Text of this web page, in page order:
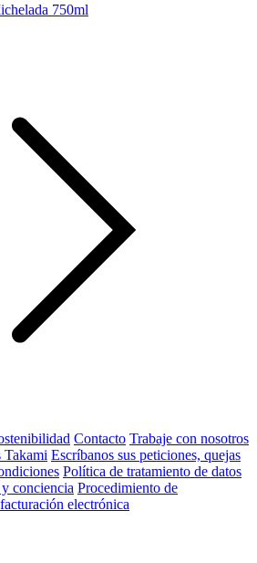
750ml
Contacto Trabaje con nosotros
Takami Escríbanos sus peticiones, quejas
Política de tratamiento de datos
conciencia Procedimiento de
electrónica